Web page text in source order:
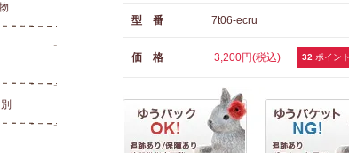
型 番 7t06-ecru
価 格 3,200円(税込) 32 ポイント